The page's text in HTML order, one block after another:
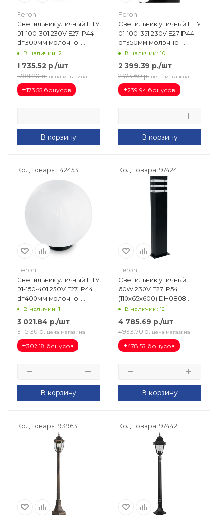
Feron
Светильник уличный НТУ
01-100-301 230V E27 IP44
d=300мм молочно-
белый 11566
В наличии: 2
1 735.52 р./шт
1789.20 р. цена магазина
+173.55 бонусов
В корзину
Feron
Светильник уличный НТУ
01-100-351 230V E27 IP44
d=350мм молочно-
белый 11583
В наличии: 10
2 399.39 р./шт
2473.60 р. цена магазина
+239.94 бонусов
В корзину
Код товара: 142453
Feron
Светильник уличный НТУ
01-150-401 230V E27 IP44
d=400мм молочно-
белый 11713
В наличии: 1
3 021.84 р./шт
3115.30 р. цена магазина
+302.18 бонусов
В корзину
Код товара: 97424
Feron
Светильник уличный
60W 230V Е27 IP54
(110х65х600) DH0808
черный столб 41155
В наличии: 12
4 785.69 р./шт
4933.70 р. цена магазина
+478.57 бонусов
В корзину
Код товара: 93963 Код товара: 97442